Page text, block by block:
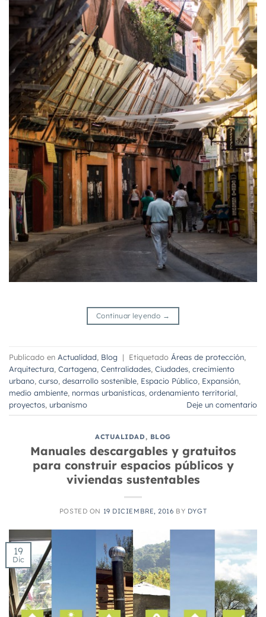
Continuar leyendo →
Publicado en Actualidad Blog | Etiquetado Áreas de protección
Arquitectura Cartagena Centralidades Ciudades crecimiento
urbano curso desarrollo sostenible Espacio Público Expansión
medio ambiente normas urbanísticas ordenamiento territorial
proyectos urbanismo Deje un comentario
ACTUALIDAD, BLOG
Manuales descargables y gratuitos
para construir espacios públicos y
viviendas sustentables
POSTED ON 19 DICIEMBRE, 2016 BY DYGT
19
Dic